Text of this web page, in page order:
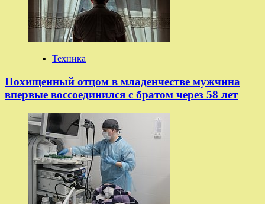
Техника
Похищенный отцом в младенчестве мужчина
впервые воссоединился с братом через 58 лет